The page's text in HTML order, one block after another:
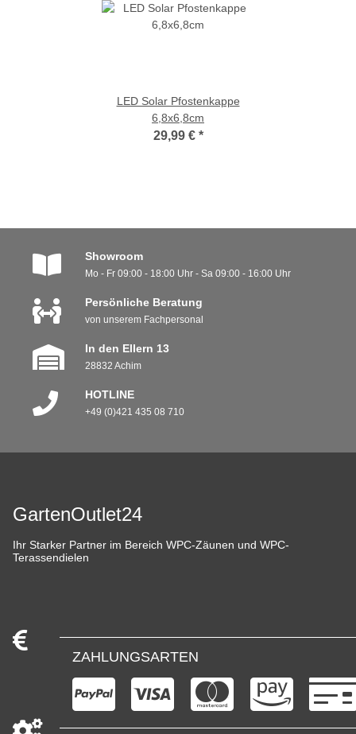
LED Solar Pfostenkappe
6,8x6,8cm
29,99 € *
Showroom
Mo - Fr 09:00 - 18:00 Uhr - Sa 09:00 - 16:00 Uhr
Persönliche Beratung
von unserem Fachpersonal
In den Ellern 13
28832 Achim
HOTLINE
+49 (0)421 435 08 710
GartenOutlet24
Ihr Starker Partner im Bereich WPC-Zäunen und WPC-
Terassendielen
ZAHLUNGSARTEN